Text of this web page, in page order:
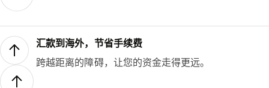
汇款到海外，节省手续费
跨越距离的障碍，让您的资金走得更远。